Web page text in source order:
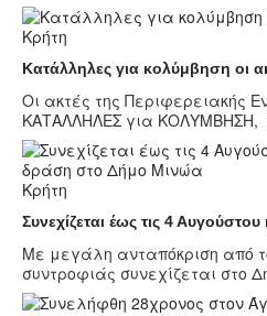
Κρήτη
Κατάλληλες για κολύμβηση οι
Οι ακτές της Περιφερειακής
ΚΑΤΑΛΛΗΛΕΣ για
Κρήτη
Συνεχίζεται έως τις 4
Με μεγάλη ανταπόκριση από
συντροφιάς συνεχίζεται στο